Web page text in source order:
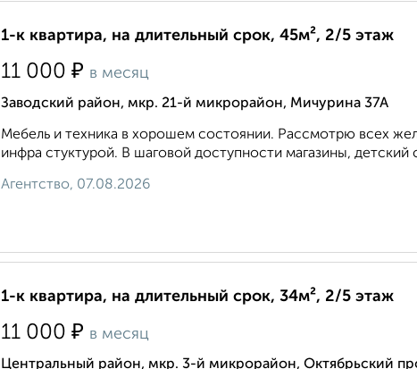
1-к квартира, на длительный срок, 45м², 2/5 этаж
11 000 ₽ в месяц
Заводский район, мкр. 21-й микрорайон, Мичурина 37А
Мебель и техника в хорошем состоянии. Рассмотрю всех
инфра стуктурой. В шаговой доступности магазины,
Агентство, 07.08.2026
1-к квартира, на длительный срок, 34м², 2/5 этаж
11 000 ₽ в месяц
Центральный район, мкр. 3-й микрорайон, Октябрьский